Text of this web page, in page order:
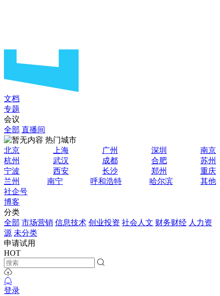
文档
专题
会议
全部 直播间
热门城市
北京
上海 广州 深圳
南京
杭州
武汉 成都 合肥
苏州
宁波
西安 长沙 郑州
重庆
兰州
南宁 呼和浩特 哈尔滨
其他
社企号
博客
分类
全部 市场营销 信息技术 创业投资 社会人文 财务财经 人力资
源 未分类
申请试用
HOT
登录